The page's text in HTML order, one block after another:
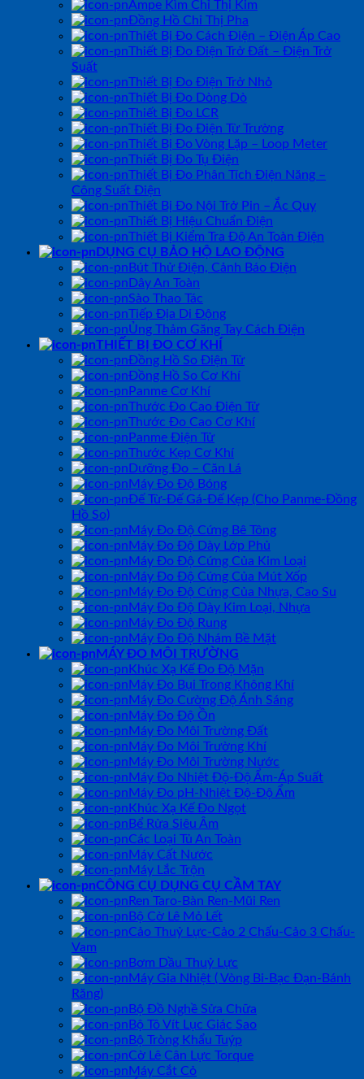
Ampe Kìm Chỉ Thị Kim
Đồng Hồ Chỉ Thị Pha
Thiết Bị Đo Cách Điện – Điện Áp Cao
Thiết Bị Đo Điện Trở Đất – Điện Trở
Suất
Thiết Bị Đo Điện Trở Nhỏ
Thiết Bị Đo Dòng Dò
Thiết Bị Đo LCR
Thiết Bị Đo Điện Từ Trường
Thiết Bị Đo Vòng Lặp – Loop Meter
Thiết Bị Đo Tụ Điện
Thiết Bị Đo Phân Tích Điện Năng –
Công Suất Điện
Thiết Bị Đo Nội Trở Pin – Ắc Quy
Thiết Bị Hiệu Chuẩn Điện
Thiết Bị Kiểm Tra Độ An Toàn Điện
DỤNG CỤ BẢO HỘ LAO ĐỘNG
Bút Thử Điện, Cảnh Báo Điện
Dây An Toàn
Sào Thao Tác
Tiếp Địa Di Động
Ủng Thảm Găng Tay Cách Điện
THIẾT BỊ ĐO CƠ KHÍ
Đồng Hồ So Điện Tử
Đồng Hồ So Cơ Khí
Panme Cơ Khí
Thước Đo Cao Điện Tử
Thước Đo Cao Cơ Khí
Panme Điện Tử
Thước Kẹp Cơ Khí
Dưỡng Đo – Căn Lá
Máy Đo Độ Bóng
Đế Từ-Đế Gá-Đế Kẹp (Cho Panme-Đồng
Hồ So)
Máy Đo Độ Cứng Bê Tông
Máy Đo Độ Dày Lớp Phủ
Máy Đo Độ Cứng Của Kim Loại
Máy Đo Độ Cứng Của Mút Xốp
Máy Đo Độ Cứng Của Nhựa, Cao Su
Máy Đo Độ Dày Kim Loại, Nhựa
Máy Đo Độ Rung
Máy Đo Độ Nhám Bề Mặt
MÁY ĐO MÔI TRƯỜNG
Khúc Xạ Kế Đo Độ Mặn
Máy Đo Bụi Trong Không Khí
Máy Đo Cường Độ Ánh Sáng
Máy Đo Độ Ồn
Máy Đo Môi Trường Đất
Máy Đo Môi Trường Khí
Máy Đo Môi Trường Nước
Máy Đo Nhiệt Độ-Độ Ẩm-Áp Suất
Máy Đo pH-Nhiệt Độ-Độ Ẩm
Khúc Xạ Kế Đo Ngọt
Bể Rửa Siêu Âm
Các Loại Tủ An Toàn
Máy Cất Nước
Máy Lắc Trộn
CÔNG CỤ DỤNG CỤ CẦM TAY
Ren Taro-Bàn Ren-Mũi Ren
Bộ Cờ Lê Mỏ Lết
Cảo Thuỷ Lực-Cảo 2 Chấu-Cảo 3 Chấu-
Vam
Bơm Dầu Thuỷ Lực
Máy Gia Nhiệt ( Vòng Bi-Bạc Đạn-Bánh
Răng)
Bộ Đồ Nghề Sửa Chữa
Bộ Tô Vít Lục Giác Sao
Bộ Tròng Khẩu Tuýp
Cờ Lê Cân Lực Torque
Máy Cắt Cỏ